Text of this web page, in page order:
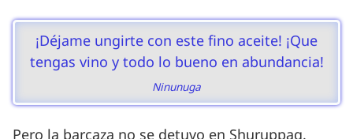
¡Déjame ungirte con este fino aceite! ¡Que
tengas vino y todo lo bueno en abundancia!
Ninunuga
Pero la barcaza no se detuvo en Shuruppag.